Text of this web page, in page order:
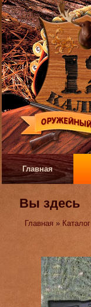
Главная
Вы здесь
Главная » Каталог